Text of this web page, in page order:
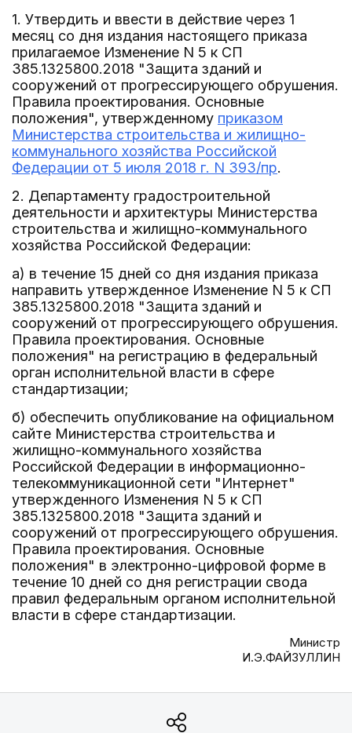
1. Утвердить и ввести в действие через 1
месяц со дня издания настоящего приказа
прилагаемое Изменение N 5 к СП
385.1325800.2018 "Защита зданий и
сооружений от прогрессирующего обрушения.
Правила проектирования. Основные
положения", утвержденному приказом
Министерства строительства и жилищно-
коммунального хозяйства Российской
Федерации от 5 июля 2018 г. N 393/пр.
2. Департаменту градостроительной
деятельности и архитектуры Министерства
строительства и жилищно-коммунального
хозяйства Российской Федерации:
а) в течение 15 дней со дня издания приказа
направить утвержденное Изменение N 5 к СП
385.1325800.2018 "Защита зданий и
сооружений от прогрессирующего обрушения.
Правила проектирования. Основные
положения" на регистрацию в федеральный
орган исполнительной власти в сфере
стандартизации;
б) обеспечить опубликование на официальном
сайте Министерства строительства и
жилищно-коммунального хозяйства
Российской Федерации в информационно-
телекоммуникационной сети "Интернет"
утвержденного Изменения N 5 к СП
385.1325800.2018 "Защита зданий и
сооружений от прогрессирующего обрушения.
Правила проектирования. Основные
положения" в электронно-цифровой форме в
течение 10 дней со дня регистрации свода
правил федеральным органом исполнительной
власти в сфере стандартизации.
Министр
И.Э.ФАЙЗУЛЛИН